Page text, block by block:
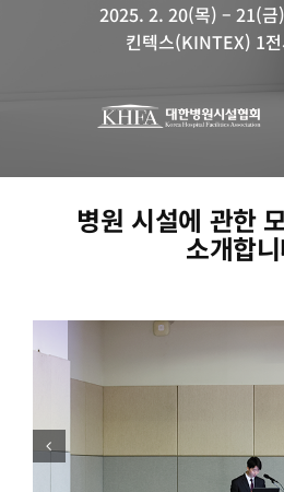
2025. 2. 20(목) – 21(
킨텍스(KINTEX) 1
병원 시설에 관한
소개합